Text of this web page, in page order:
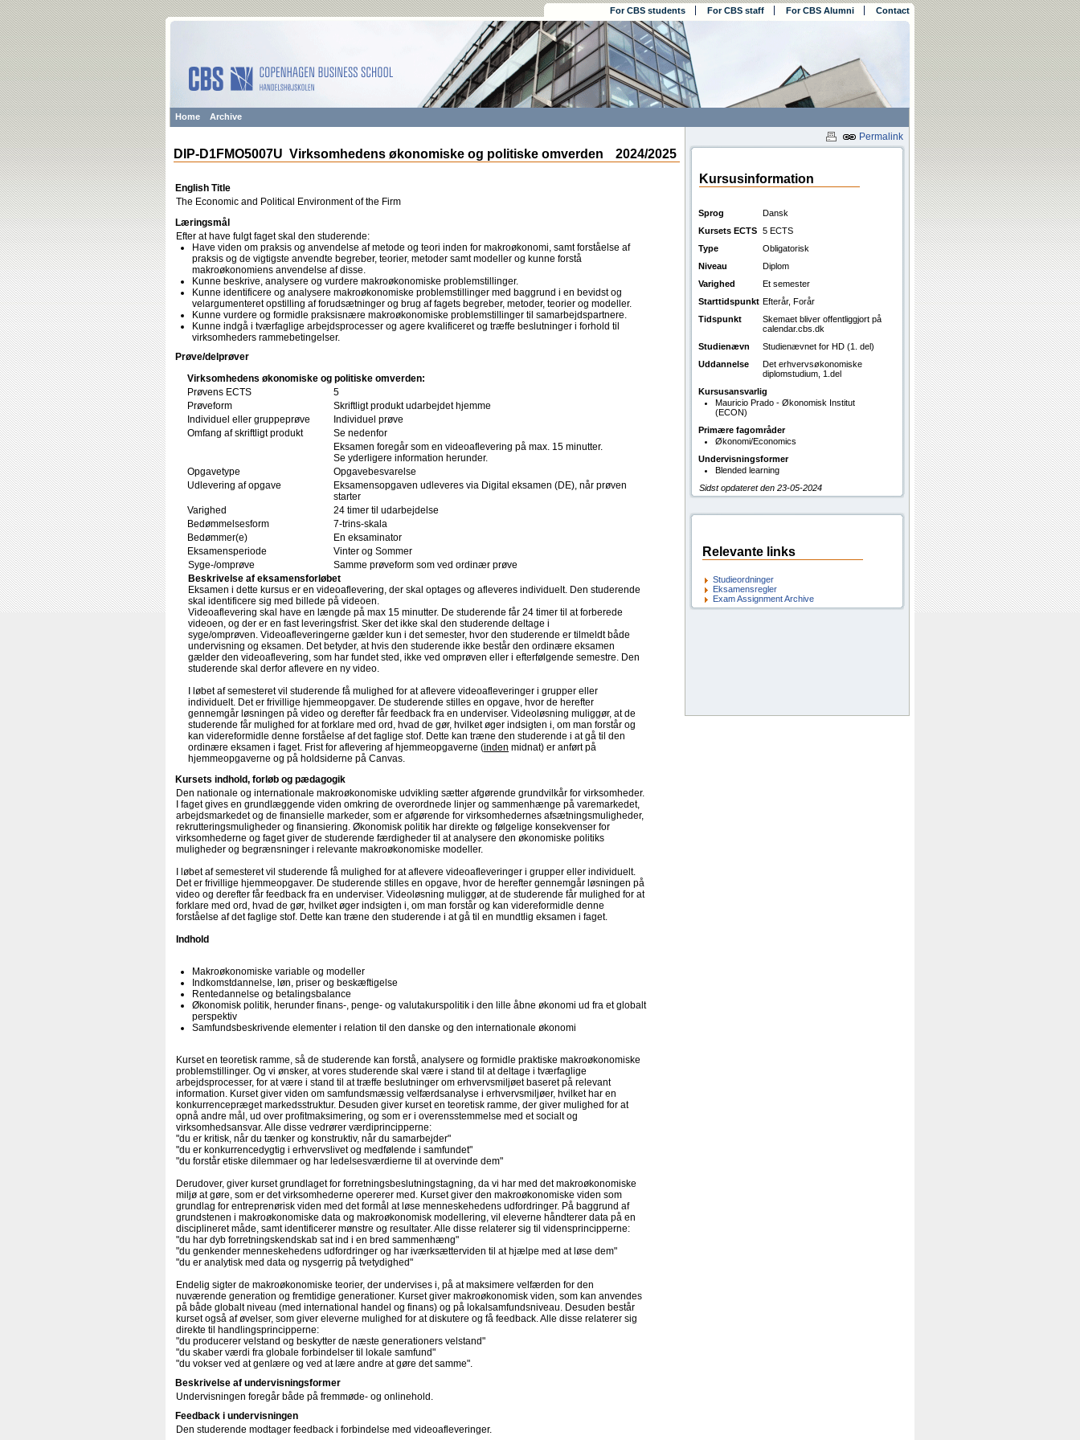
For CBS students For CBS staff For CBS Alumni Contact
Home Archive
Permalink
2024/2025
DIP-D1FMO5007U Virksomhedens økonomiske og politiske omverden
English Title
The Economic and Political Environment of the Firm
Læringsmål
Efter at have fulgt faget skal den studerende:
Have viden om praksis og anvendelse af metode og teori inden for makroøkonomi, samt forståelse af
praksis og de vigtigste anvendte begreber, teorier, metoder samt modeller og kunne forstå
makroøkonomiens anvendelse af disse.
Kunne beskrive, analysere og vurdere makroøkonomiske problemstillinger.
Kunne identificere og analysere makroøkonomiske problemstillinger med baggrund i en bevidst og
velargumenteret opstilling af forudsætninger og brug af fagets begreber, metoder, teorier og modeller.
Kunne vurdere og formidle praksisnære makroøkonomiske problemstillinger til samarbejdspartnere.
Kunne indgå i tværfaglige arbejdsprocesser og agere kvalificeret og træffe beslutninger i forhold til
virksomheders rammebetingelser.
Prøve/delprøver
Virksomhedens økonomiske og politiske omverden:
Prøvens ECTS
5
Prøveform
Skriftligt produkt udarbejdet hjemme
Individuel eller gruppeprøve
Individuel prøve
Omfang af skriftligt produkt
Se nedenfor
Eksamen foregår som en videoaflevering på max. 15 minutter.
Se yderligere information herunder.
Opgavetype
Opgavebesvarelse
Udlevering af opgave
Eksamensopgaven udleveres via Digital eksamen (DE), når prøven
starter
Varighed
24 timer til udarbejdelse
Bedømmelsesform
7-trins-skala
Bedømmer(e)
En eksaminator
Eksamensperiode
Vinter og Sommer
Syge-/omprøve
Samme prøveform som ved ordinær prøve
Beskrivelse af eksamensforløbet
Eksamen i dette kursus er en videoaflevering, der skal optages og afleveres individuelt. Den studerende
skal identificere sig med billede på videoen.
Videoaflevering skal have en længde på max 15 minutter. De studerende får 24 timer til at forberede
videoen, og der er en fast leveringsfrist. Sker det ikke skal den studerende deltage i
syge/omprøven. Videoafleveringerne gælder kun i det semester, hvor den studerende er tilmeldt både
undervisning og eksamen. Det betyder, at hvis den studerende ikke består den ordinære eksamen
gælder den videoaflevering, som har fundet sted, ikke ved omprøven eller i efterfølgende semestre. Den
studerende skal derfor aflevere en ny video.
I løbet af semesteret vil studerende få mulighed for at aflevere videoafleveringer i grupper eller
individuelt. Det er frivillige hjemmeopgaver. De studerende stilles en opgave, hvor de herefter
gennemgår løsningen på video og derefter får feedback fra en underviser. Videoløsning muliggør, at de
studerende får mulighed for at forklare med ord, hvad de gør, hvilket øger indsigten i, om man forstår og
kan videreformidle denne forståelse af det faglige stof. Dette kan træne den studerende i at gå til den
ordinære eksamen i faget. Frist for aflevering af hjemmeopgaverne (inden midnat) er anført på
hjemmeopgaverne og på holdsiderne på Canvas.
Kursets indhold, forløb og pædagogik
Den nationale og internationale makroøkonomiske udvikling sætter afgørende grundvilkår for virksomheder.
I faget gives en grundlæggende viden omkring de overordnede linjer og sammenhænge på varemarkedet,
arbejdsmarkedet og de finansielle markeder, som er afgørende for virksomhedernes afsætningsmuligheder,
rekrutteringsmuligheder og finansiering. Økonomisk politik har direkte og følgelige konsekvenser for
virksomhederne og faget giver de studerende færdigheder til at analysere den økonomiske politiks
muligheder og begrænsninger i relevante makroøkonomiske modeller.
I løbet af semesteret vil studerende få mulighed for at aflevere videoafleveringer i grupper eller individuelt.
Det er frivillige hjemmeopgaver. De studerende stilles en opgave, hvor de herefter gennemgår løsningen på
video og derefter får feedback fra en underviser. Videoløsning muliggør, at de studerende får mulighed for at
forklare med ord, hvad de gør, hvilket øger indsigten i, om man forstår og kan videreformidle denne
forståelse af det faglige stof. Dette kan træne den studerende i at gå til en mundtlig eksamen i faget.
Indhold
Makroøkonomiske variable og modeller
Indkomstdannelse, løn, priser og beskæftigelse
Rentedannelse og betalingsbalance
Økonomisk politik, herunder finans-, penge- og valutakurspolitik i den lille åbne økonomi ud fra et globalt
perspektiv
Samfundsbeskrivende elementer i relation til den danske og den internationale økonomi
Kurset en teoretisk ramme, så de studerende kan forstå, analysere og formidle praktiske makroøkonomiske
problemstillinger. Og vi ønsker, at vores studerende skal være i stand til at deltage i tværfaglige
arbejdsprocesser, for at være i stand til at træffe beslutninger om erhvervsmiljøet baseret på relevant
information. Kurset giver viden om samfundsmæssig velfærdsanalyse i erhvervsmiljøer, hvilket har en
konkurrencepræget markedsstruktur. Desuden giver kurset en teoretisk ramme, der giver mulighed for at
opnå andre mål, ud over profitmaksimering, og som er i overensstemmelse med et socialt og
virksomhedsansvar. Alle disse vedrører værdiprincipperne:
"du er kritisk, når du tænker og konstruktiv, når du samarbejder"
"du er konkurrencedygtig i erhvervslivet og medfølende i samfundet"
"du forstår etiske dilemmaer og har ledelsesværdierne til at overvinde dem"
Derudover, giver kurset grundlaget for forretningsbeslutningstagning, da vi har med det makroøkonomiske
miljø at gøre, som er det virksomhederne opererer med. Kurset giver den makroøkonomiske viden som
grundlag for entreprenørisk viden med det formål at løse menneskehedens udfordringer. På baggrund af
grundstenen i makroøkonomiske data og makroøkonomisk modellering, vil eleverne håndterer data på en
disciplineret måde, samt identificerer mønstre og resultater. Alle disse relaterer sig til vidensprincipperne:
"du har dyb forretningskendskab sat ind i en bred sammenhæng"
"du genkender menneskehedens udfordringer og har iværksætterviden til at hjælpe med at løse dem"
"du er analytisk med data og nysgerrig på tvetydighed"
Endelig sigter de makroøkonomiske teorier, der undervises i, på at maksimere velfærden for den
nuværende generation og fremtidige generationer. Kurset giver makroøkonomisk viden, som kan anvendes
på både globalt niveau (med international handel og finans) og på lokalsamfundsniveau. Desuden består
kurset også af øvelser, som giver eleverne mulighed for at diskutere og få feedback. Alle disse relaterer sig
direkte til handlingsprincipperne:
"du producerer velstand og beskytter de næste generationers velstand"
"du skaber værdi fra globale forbindelser til lokale samfund"
"du vokser ved at genlære og ved at lære andre at gøre det samme".
Beskrivelse af undervisningsformer
Undervisningen foregår både på fremmøde- og onlinehold.
Feedback i undervisningen
Den studerende modtager feedback i forbindelse med videoafleveringer.
Kursusinformation
Sprog
Dansk
Kursets ECTS 5 ECTS
Type
Obligatorisk
Niveau
Diplom
Varighed
Et semester
Starttidspunkt Efterår, Forår
Tidspunkt
Skemaet bliver offentliggjort på
calendar.cbs.dk
Studienævn
Studienævnet for HD (1. del)
Uddannelse
Det erhvervsøkonomiske
diplomstudium, 1.del
Kursusansvarlig
Mauricio Prado - Økonomisk Institut
(ECON)
Primære fagområder
Økonomi/Economics
Undervisningsformer
Blended learning
Sidst opdateret den 23-05-2024
Relevante links
Studieordninger
Eksamensregler
Exam Assignment Archive